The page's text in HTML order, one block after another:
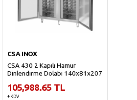
CSA INOX
CSA 430 2 Kapılı Hamur
Dinlendirme Dolabı 140x81x207
105,988.65 TL
+ KDV